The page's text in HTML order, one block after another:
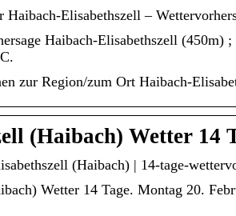
Elisabethszell –
Haibach-Elisabethszell (450m)
zur Region/zum Ort Haibach-
(Haibach) Wetter 14
(Haibach) | 14-tage-
Wetter 14 Tage. Montag 20.